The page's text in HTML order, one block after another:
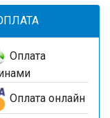
Оплата
Оплата онлайн